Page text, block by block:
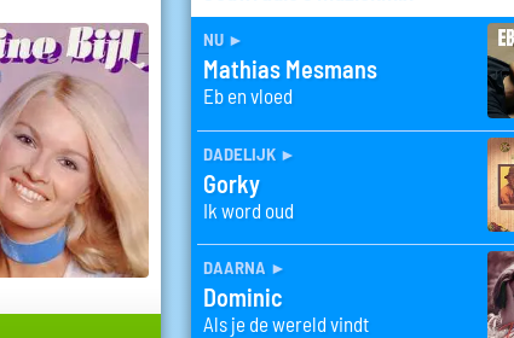
nu ►
Mathias Mesmans
Eb en vloed
dadelijk ►
Gorky
Ik word oud
daarna ►
Dominic
Als je de wereld vindt